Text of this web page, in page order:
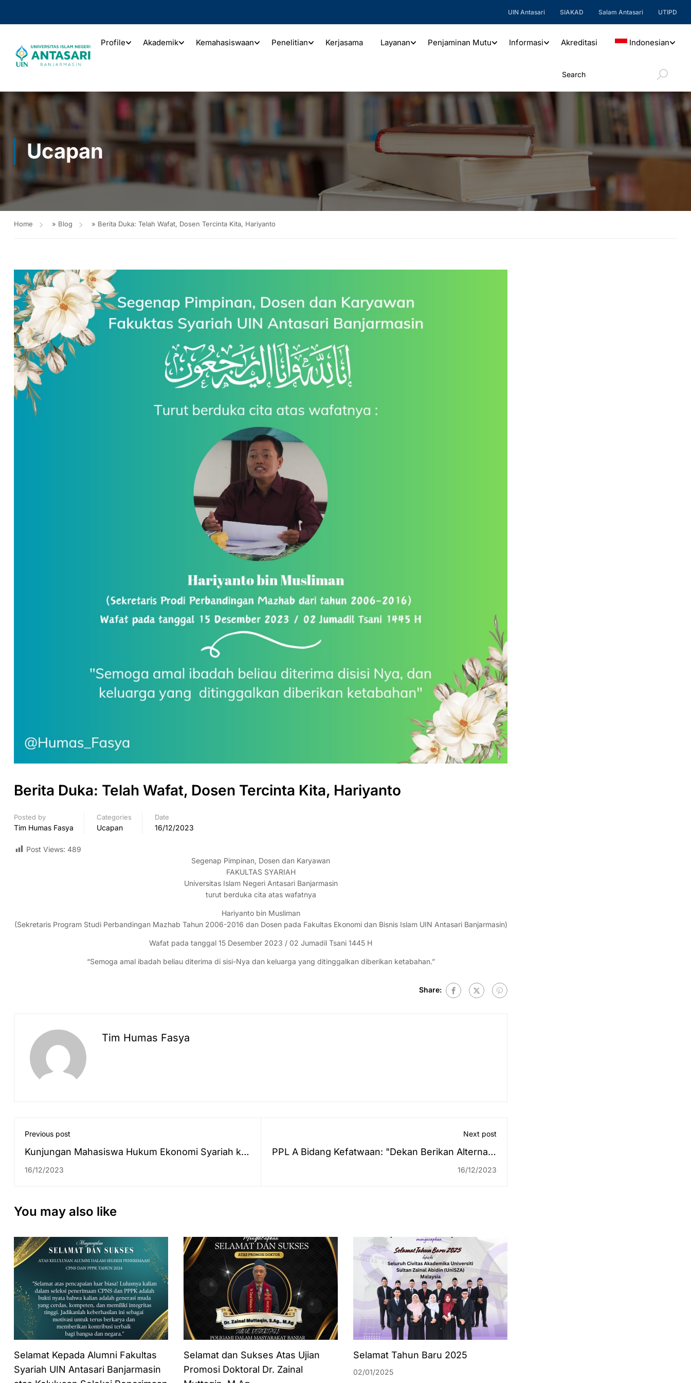
UIN Antasari SIAKAD Salam Antasari UTIPD
Profile Akademik Kemahasiswaan Penelitian Kerjasama Layanan Penjaminan Mutu Informasi Akreditasi Indonesian
Ucapan
Home » Blog » Berita Duka: Telah Wafat, Dosen Tercinta Kita, Hariyanto
Berita Duka: Telah Wafat, Dosen Tercinta Kita, Hariyanto
Posted by
Tim Humas Fasya
Categories
Ucapan
Date
16/12/2023
Post Views: 489
Segenap Pimpinan, Dosen dan Karyawan
FAKULTAS SYARIAH
Universitas Islam Negeri Antasari Banjarmasin
turut berduka cita atas wafatnya
Hariyanto bin Musliman
(Sekretaris Program Studi Perbandingan Mazhab Tahun 2006-2016 dan Dosen pada Fakultas Ekonomi dan Bisnis Islam UIN Antasari Banjarmasin)
Wafat pada tanggal 15 Desember 2023 / 02 Jumadil Tsani 1445 H
“Semoga amal ibadah beliau diterima di sisi-Nya dan keluarga yang ditinggalkan diberikan ketabahan.”
Share:
Tim Humas Fasya
Previous post
Kunjungan Mahasiswa Hukum Ekonomi Syariah ke
Badan Penyelesaian Sengketa Konsumen (BPSK)
16/12/2023
Next post
PPL A Bidang Kefatwaan: "Dekan Berikan Alternatif
Praktikum Untuk Mahasiswa Prodi Perbandingan
16/12/2023
You may also like
Selamat Kepada Alumni Fakultas
Syariah UIN Antasari Banjarmasin
Selamat dan Sukses Atas Ujian
Promosi Doktoral Dr. Zainal
Selamat Tahun Baru 2025
02/01/2025